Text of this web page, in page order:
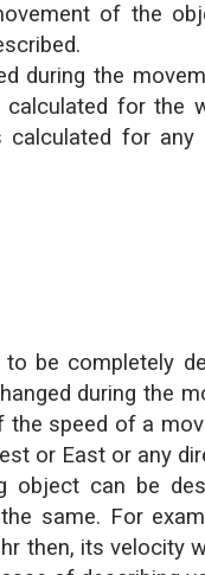
of the
during the
for the
for
be completely
during the
the speed of a
or East or any
object can be
same. For
then, its velocity